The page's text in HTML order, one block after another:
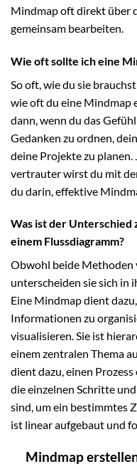
Mindmap oft direkt über
gemeinsam bearbeiten.
Wie oft sollte ich eine
So oft, wie du sie
wie oft du eine Mindmap
dann, wenn du das
Gedanken zu ordnen,
deine Projekte zu
vertrauter wirst du mit
du darin, effektive
Was ist der Unterschied
einem Flussdiagramm?
Obwohl beide Methoden
unterscheiden sie sich in
Eine Mindmap dient
Informationen zu
visualisieren. Sie ist
einem zentralen Thema
dient dazu, einen
die einzelnen Schritte
sind, um ein bestimmtes
ist linear aufgebaut und
Mindmap